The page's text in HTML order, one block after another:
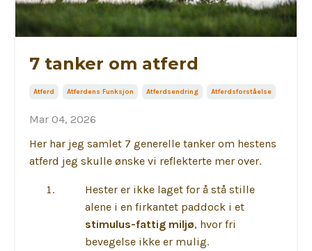
7 tanker om atferd
Atferd Atferdens Funksjon Atferdsendring Atferdsforståelse
Mar 04, 2026
Her har jeg samlet 7 generelle tanker om hestens
atferd jeg skulle ønske vi reflekterte mer over.
Hester er ikke laget for å stå stille
alene i en firkantet paddock i et
stimulus-fattig miljø, hvor fri
bevegelse ikke er mulig.